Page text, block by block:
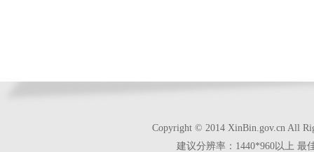
Copyright © 2014 XinBin.gov.cn All
建议分辨率：1440*960以上 最